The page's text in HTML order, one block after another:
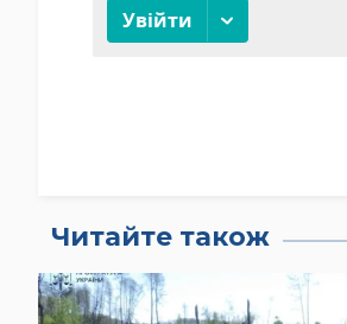
Читайте також